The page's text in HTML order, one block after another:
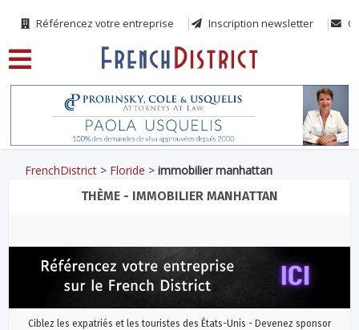
Référencez votre entreprise Inscription newsletter
FrenchDistrict > Floride >immobilier manhattan
THÈME - IMMOBILIER MANHATTAN
Ciblez les expatriés et les touristes des États-Unis - Devenez sponsor